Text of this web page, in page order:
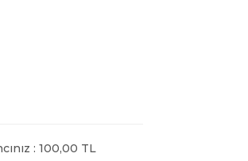
: 100,00 TL